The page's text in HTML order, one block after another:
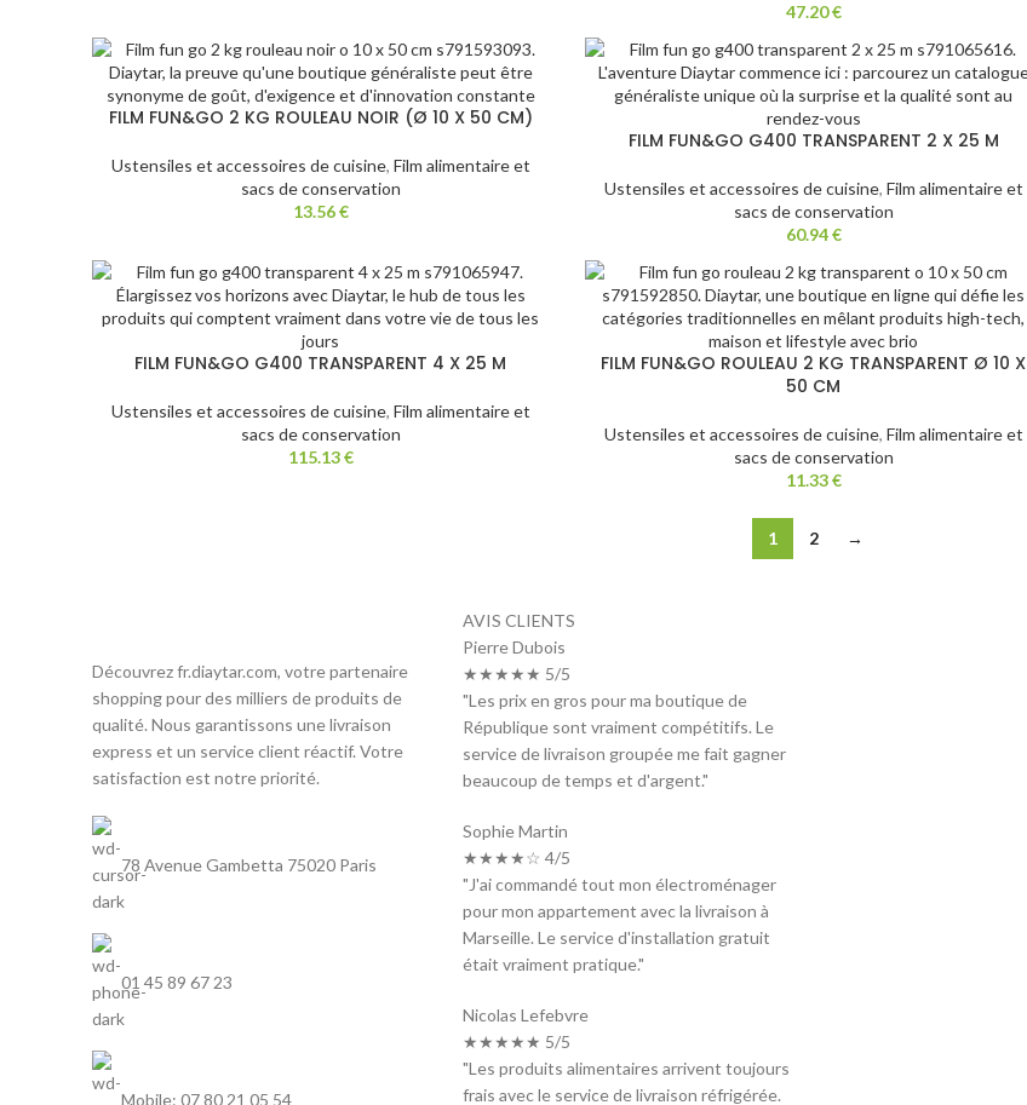
47.20€
FILM FUN&GO 2 KG ROULEAU NOIR (Ø 10 X 50 CM)
Ustensiles et accessoires de cuisine, Film alimentaire et
sacs de conservation
13.56€
FILM FUN&GO G400 TRANSPARENT 2 X 25 M
Ustensiles et accessoires de cuisine, Film alimentaire et
sacs de conservation
60.94€
FILM FUN&GO G400 TRANSPARENT 4 X 25 M
Ustensiles et accessoires de cuisine, Film alimentaire et
sacs de conservation
115.13€
FILM FUN&GO ROULEAU 2 KG TRANSPARENT Ø 10 X
50 CM
Ustensiles et accessoires de cuisine, Film alimentaire et
sacs de conservation
11.33€
1 2 →
Découvrez fr.diaytar.com, votre partenaire
shopping pour des milliers de produits de
qualité. Nous garantissons une livraison
express et un service client réactif. Votre
satisfaction est notre priorité.
78 Avenue Gambetta 75020 Paris
01 45 89 67 23
Mobile: 07 80 21 05 54
AVIS CLIENTS
Pierre Dubois
★★★★★ 5/5
"Les prix en gros pour ma boutique de
République sont vraiment compétitifs. Le
service de livraison groupée me fait gagner
beaucoup de temps et d'argent."
Sophie Martin
★★★★☆ 4/5
"J'ai commandé tout mon électroménager
pour mon appartement avec la livraison à
Marseille. Le service d'installation gratuit
était vraiment pratique."
Nicolas Lefebvre
★★★★★ 5/5
"Les produits alimentaires arrivent toujours
frais avec le service de livraison réfrigérée.